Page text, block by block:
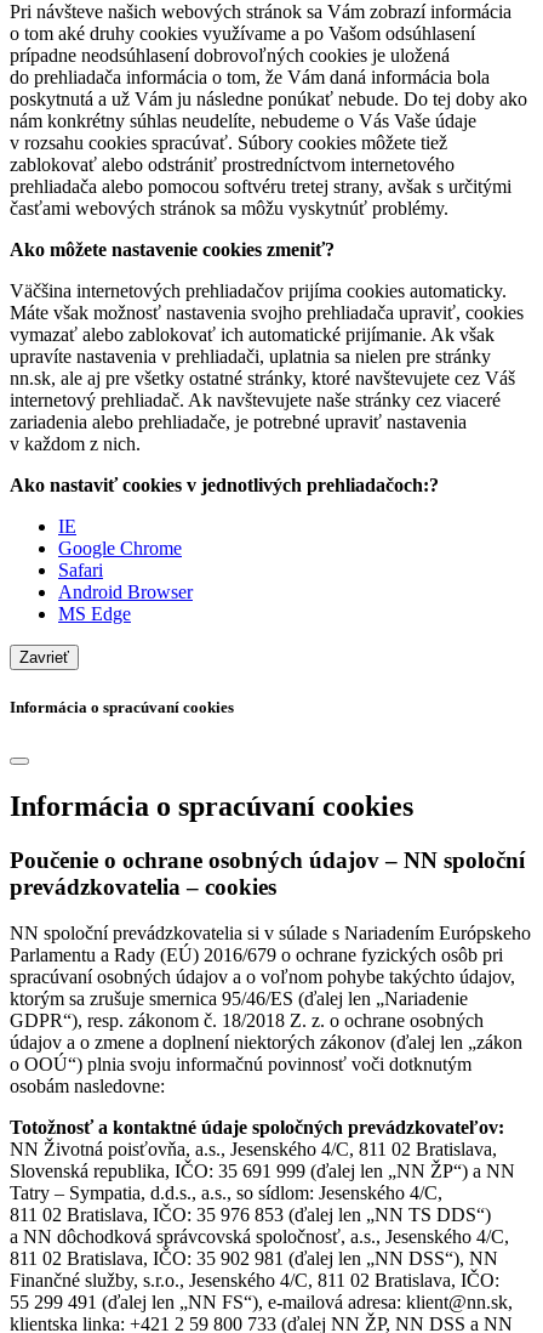
Pri návšteve našich webových stránok sa Vám zobrazí informácia
o tom aké druhy cookies využívame a po Vašom odsúhlasení
prípadne neodsúhlasení dobrovoľných cookies je uložená
do prehliadača informácia o tom, že Vám daná informácia bola
poskytnutá a už Vám ju následne ponúkať nebude. Do tej doby ako
nám konkrétny súhlas neudelíte, nebudeme o Vás Vaše údaje
v rozsahu cookies spracúvať. Súbory cookies môžete tiež
zablokovať alebo odstrániť prostredníctvom internetového
prehliadača alebo pomocou softvéru tretej strany, avšak s určitými
časťami webových stránok sa môžu vyskytnúť problémy.
Ako môžete nastavenie cookies zmeniť?
Väčšina internetových prehliadačov prijíma cookies automaticky.
Máte však možnosť nastavenia svojho prehliadača upraviť, cookies
vymazať alebo zablokovať ich automatické prijímanie. Ak však
upravíte nastavenia v prehliadači, uplatnia sa nielen pre stránky
nn.sk, ale aj pre všetky ostatné stránky, ktoré navštevujete cez Váš
internetový prehliadač. Ak navštevujete naše stránky cez viaceré
zariadenia alebo prehliadače, je potrebné upraviť nastavenia
v každom z nich.
Ako nastaviť cookies v jednotlivých prehliadačoch:?
IE
Google Chrome
Safari
Android Browser
MS Edge
Zavrieť
Informácia o spracúvaní cookies
Informácia o spracúvaní cookies
Poučenie o ochrane osobných údajov – NN spoloční
prevádzkovatelia – cookies
NN spoloční prevádzkovatelia si v súlade s Nariadením Európskeho
Parlamentu a Rady (EÚ) 2016/679 o ochrane fyzických osôb pri
spracúvaní osobných údajov a o voľnom pohybe takýchto údajov,
ktorým sa zrušuje smernica 95/46/ES (ďalej len „Nariadenie
GDPR“), resp. zákonom č. 18/2018 Z. z. o ochrane osobných
údajov a o zmene a doplnení niektorých zákonov (ďalej len „zákon
o OOÚ“) plnia svoju informačnú povinnosť voči dotknutým
osobám nasledovne:
Totožnosť a kontaktné údaje spoločných prevádzkovateľov:
NN Životná poisťovňa, a.s., Jesenského 4/C, 811 02 Bratislava,
Slovenská republika, IČO: 35 691 999 (ďalej len „NN ŽP“) a NN
Tatry – Sympatia, d.d.s., a.s., so sídlom: Jesenského 4/C,
811 02 Bratislava, IČO: 35 976 853 (ďalej len „NN TS DDS“)
a NN dôchodková správcovská spoločnosť, a.s., Jesenského 4/C,
811 02 Bratislava, IČO: 35 902 981 (ďalej len „NN DSS“), NN
Finančné služby, s.r.o., Jesenského 4/C, 811 02 Bratislava, IČO:
55 299 491 (ďalej len „NN FS“), e-mailová adresa: klient@nn.sk,
klientska linka: +421 2 59 800 733 (ďalej NN ŽP, NN DSS a NN